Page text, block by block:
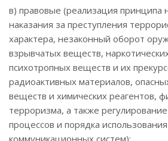
в) правовые (реализация принципа
наказания за преступления
характера, незаконный оборот
взрывчатых веществ,
психотропных веществ и их
радиоактивных материалов,
веществ и химических реагентов,
терроризма, а также
процессов и порядка
коммуникационных систем);